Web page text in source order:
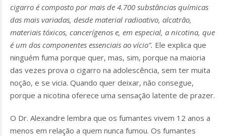
cigarro é composto por mais de 4.700 substâncias químicas
das mais variadas, desde material radioativo, alcatrão,
materiais tóxicos, cancerígenos e, em especial, a nicotina, que
é um dos componentes essenciais ao vício”. Ele explica que
ninguém fuma porque quer, mas, sim, porque na maioria
das vezes prova o cigarro na adolescência, sem ter muita
noção, e se vicia. Quando quer deixar, não consegue,
porque a nicotina oferece uma sensação latente de prazer.
O Dr. Alexandre lembra que os fumantes vivem 12 anos a
menos em relação a quem nunca fumou. Os fumantes